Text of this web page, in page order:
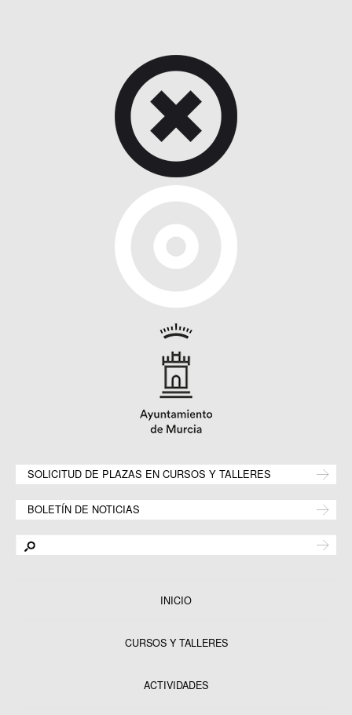
SOLICITUD DE PLAZAS EN CURSOS Y TALLERES
BOLETÍN DE NOTICIAS
INICIO
CURSOS Y TALLERES
ACTIVIDADES